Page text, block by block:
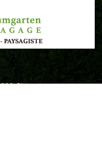
Chartres